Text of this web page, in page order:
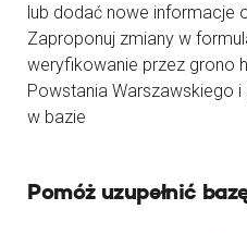
lub dodać nowe informacje
Zaproponuj zmiany w
weryfikowanie przez grono
Powstania Warszawskiego i
w bazie
Pomóż uzupełnić